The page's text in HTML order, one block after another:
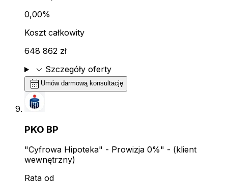
0,00%
Koszt całkowity
648 862 zł
expand_more Szczegóły oferty
calendar_month Umów darmową konsultację
PKO BP
"Cyfrowa Hipoteka" - Prowizja 0%" - (klient
wewnętrzny)
Rata od